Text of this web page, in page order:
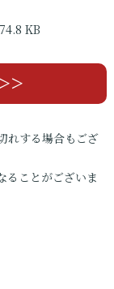
KB
＞
れする場合もござ
ることがございま